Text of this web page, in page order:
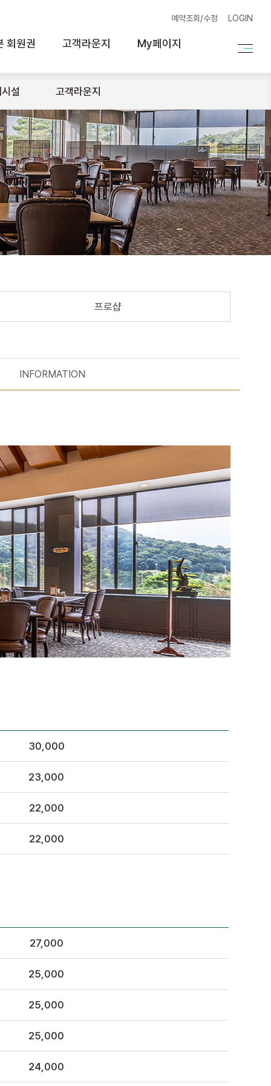
회원권 고객라운지 My페이지
예약조회/수정 LOGIN
설 고객라운지
프로샵
INFORMATION
30,000
23,000
22,000
22,000
27,000
25,000
25,000
25,000
24,000